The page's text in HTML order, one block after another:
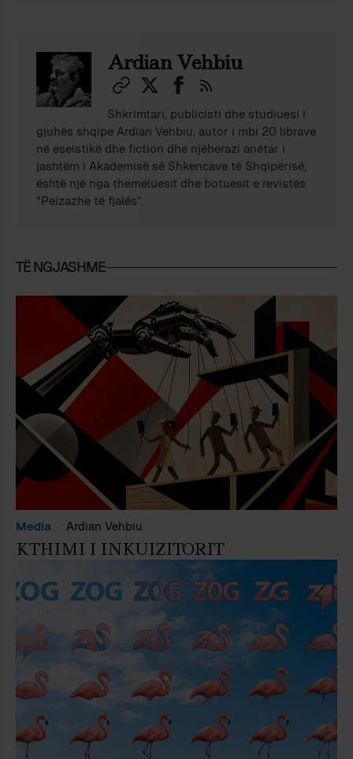
Ardian Vehbiu
Shkrimtari, publicisti dhe studiuesi i
gjuhës shqipe Ardian Vehbiu, autor i mbi 20 librave
në eseistikë dhe fiction dhe njëherazi anëtar i
jashtëm i Akademisë së Shkencave të Shqipërisë,
është një nga themeluesit dhe botuesit e revistës
“Peizazhe të fjalës”.
TË NGJASHME
Media Ardian Vehbiu
KTHIMI I INKUIZITORIT